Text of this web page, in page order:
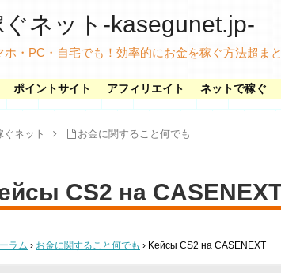
ぐネット-kasegunet.jp-
ホ・PC・自宅でも！効率的にお金を稼ぐ方法超ま
ポイントサイト アフィリエイト ネットで稼ぐ
ぐネット お金に関すること何でも
CS2 на
ラム › お金に関すること何でも › Kейсы CS2 на CASENEXT